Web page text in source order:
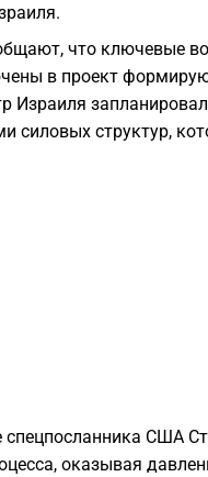
что ключевые
в проект
Израиля
силовых структур,
спецпосланника США
оказывая